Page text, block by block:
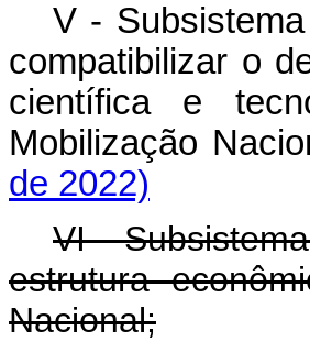
V -
compatibilizar o
científica e
Mobilização
de 2022)
VI -
estrutura
Nacional;